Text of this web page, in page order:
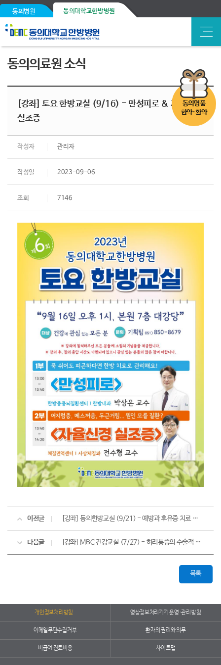
동의병원 동의대학교한방병원
동의명품
한약·환약
동의의료원 소식
[강좌] 토요 한방교실 (9/16) - 만성피로 & 자율신경
실조증
작성자 관리자
작성일 2023-09-06
조회 7146
이전글 [강좌] 동의한방교실 (9/21) - 예방과 후유증 치료 필수! "중풍"의 한방치료
다음글 [강좌] MBC 건강교실 (7/27) - 허리통증의 수술적 치료와 비수술적 치료
목록
개인정보처리방침 영상정보처리기기 운영·관리 방침
이메일무단수집거부 환자의 권리와 의무
비급여 진료비용 사이트맵